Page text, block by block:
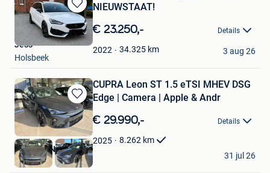
Bewaren
in
Mijn
Favorieten
NIEUWSTAAT!
€ 23.250,- Details
2022 34.325 km
Jess
Holsbeek
3 aug 26
Bewaren
in
Mijn
Favorieten
CUPRA Leon ST 1.5 eTSI MHEV DSG
Edge | Camera | Apple & Andr
€ 29.990,- Details
2025 8.262 km
GARAGE NEIRYNCK
Zulte
31 jul 26